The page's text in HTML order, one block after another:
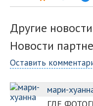
Другие новости
Новости
Оставить
мари-